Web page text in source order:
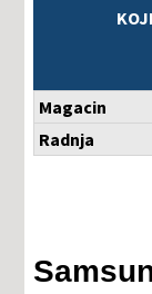
Magacin
Radnja